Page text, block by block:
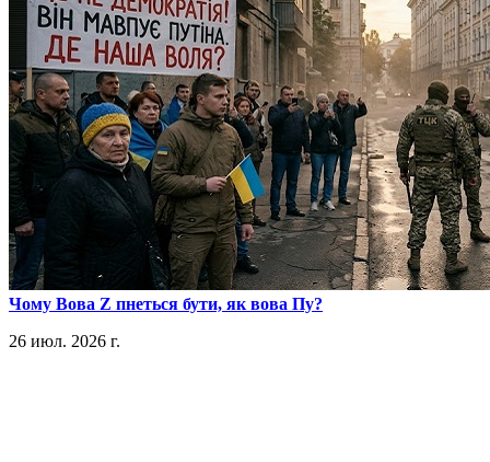
​Чому Вова Z пнеться бути, як вова Пу?
26 июл. 2026 г.